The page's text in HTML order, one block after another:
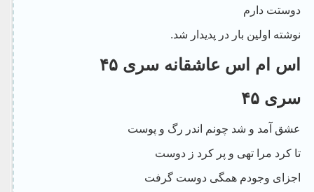
دوستت دارم
نوشته اولین بار در پدیدار شد.
اس ام اس عاشقانه سری ۴۵
سری ۴۵
عشق آمد و شد چونم اندر رگ و پوست
تا کرد مرا تهی و پر کرد ز دوست
اجزای وجودم همگی دوست گرفت